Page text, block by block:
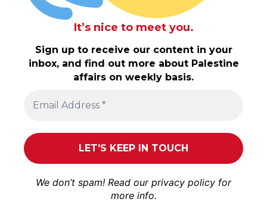
It’s nice to meet you.
Sign up to receive our content in your
inbox, and find out more about Palestine
affairs on weekly basis.
We don’t spam! Read our privacy policy for
more info.